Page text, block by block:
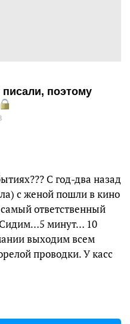
писали, поэтому
С год-два назад
с женой пошли в кино
ответственный
Сидим…5 минут… 10
выходим всем
проводки. У касс